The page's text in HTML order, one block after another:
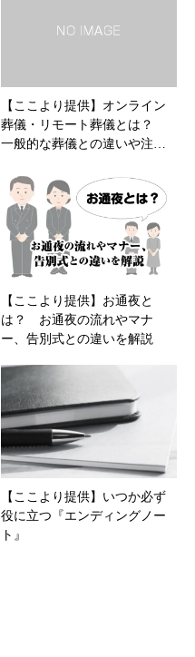
【ここより提供】オンライン
葬儀・リモート葬儀とは？
一般的な葬儀との違いや注…
【ここより提供】お通夜と
は？ お通夜の流れやマナ
ー、告別式との違いを解説
【ここより提供】いつか必ず
役に立つ『エンディングノー
ト』